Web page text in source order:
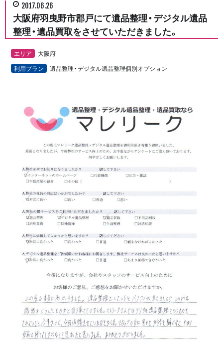
2017.06.26
大阪府羽曳野市郡戸にて遺品整理・デジタル遺品
整理・遺品買取をさせていただきました。
エリア
大阪府
利用プラン
遺品整理・デジタル遺品整理個別オプション